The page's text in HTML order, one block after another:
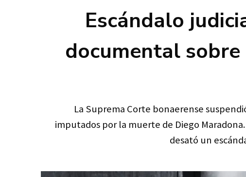
Escándalo
documental
La Suprema Corte bonaerense
imputados por la muerte de Diego
desató un